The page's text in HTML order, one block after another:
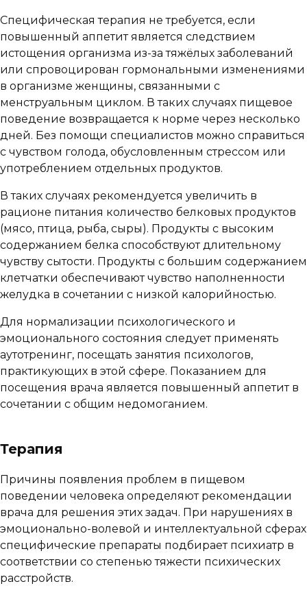
Специфическая терапия не требуется, если
повышенный аппетит является следствием
истощения организма из-за тяжёлых заболеваний
или спровоцирован гормональными изменениями
в организме женщины, связанными с
менструальным циклом. В таких случаях пищевое
поведение возвращается к норме через несколько
дней. Без помощи специалистов можно справиться
с чувством голода, обусловленным стрессом или
употреблением отдельных продуктов.
В таких случаях рекомендуется увеличить в
рационе питания количество белковых продуктов
(мясо, птица, рыба, сыры). Продукты с высоким
содержанием белка способствуют длительному
чувству сытости. Продукты с большим содержанием
клетчатки обеспечивают чувство наполненности
желудка в сочетании с низкой калорийностью.
Для нормализации психологического и
эмоционального состояния следует применять
аутотренинг, посещать занятия психологов,
практикующих в этой сфере. Показанием для
посещения врача является повышенный аппетит в
сочетании с общим недомоганием.
Терапия
Причины появления проблем в пищевом
поведении человека определяют рекомендации
врача для решения этих задач. При нарушениях в
эмоционально-волевой и интеллектуальной сферах
специфические препараты подбирает психиатр в
соответствии со степенью тяжести психических
расстройств.